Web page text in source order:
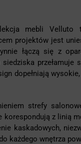
mebli Velluto
projektów jest
łączą się z
przełamuje
dopełniają
strefy
korespondują z linią
kaskadowych,
każdego wnętrza